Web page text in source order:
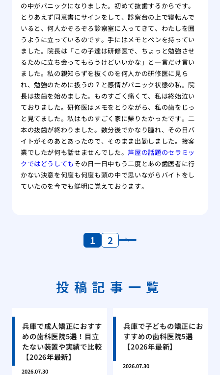
の中がパニックになりました。初めて抜歯するからです。
とりあえず同意書にサインをして、診察台の上で寝転んで
いると、何人かぞろぞろ診察室に入ってきて、わたしを囲
うように立っているのです。手にはメモとペンを持ってい
ました。院長は「この子達は研修医で、ちょっと勉強させ
るために立ち会ってもらうけどいいかな」と一言だけ言い
ました。私の親知らずを抜くのを何人かの研修医に見ら
れ、勉強のために扱うの？と感情がパニック状態の私。院
長は抜歯を始めました。ものすごく痛くて、私は終始泣い
ておりました。研修医はメモをとりながら、私の歯をじっ
と見てました。私はものすごく家に帰りたかったです。二
本の抜歯が終わりました。数分後でかなり腫れ、その日バ
イトがそのあとあったので、そのまま出勤しました。接客
業でしたが何も話せませんでした。芦屋の話題のセラミッ
クではどうしてもその日一日中もう二度とあの歯医者に行
かない決意を何度も何度も頭の中で思いながらバイトをし
ていたのを今でも鮮明に覚えております。
1 2
投稿記事一覧
兵庫で成人矯正におすす
めの歯科医院5選！目立
たない装置や実績で比較
【2026年最新】
2026.07.30
兵庫で子どもの矯正にお
すすめの歯科医院5選
【2026年最新】
2026.07.30